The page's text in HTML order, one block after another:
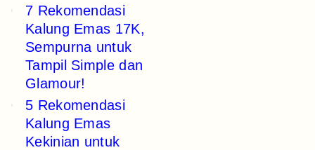
7 Rekomendasi
Kalung Emas 17K,
Sempurna untuk
Tampil Simple dan
Glamour!
5 Rekomendasi
Kalung Emas
Kekinian untuk